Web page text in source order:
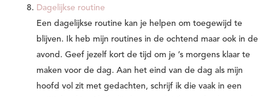
Dagelijkse routine
Een dagelijkse routine kan je helpen om toegewijd te
blijven. Ik heb mijn routines in de ochtend maar ook in de
avond. Geef jezelf kort de tijd om je ’s morgens klaar te
maken voor de dag. Aan het eind van de dag als mijn
hoofd vol zit met gedachten, schrijf ik die vaak in een